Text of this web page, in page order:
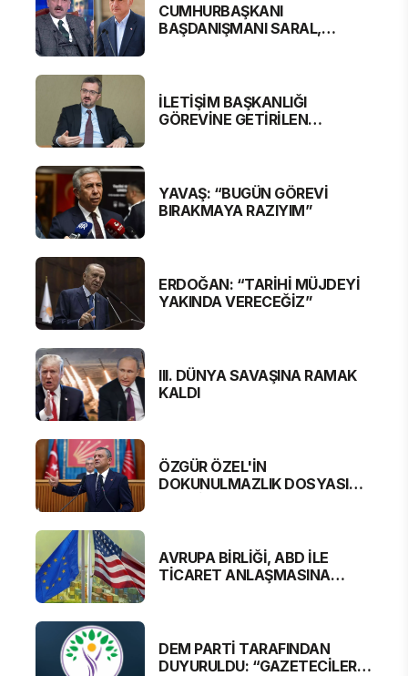
CUMHURBAŞKANI
BAŞDANIŞMANI SARAL,
İLETİŞİM BAŞKANLIĞI
GÖREVİNE GETİRİLEN
YAVAŞ: “BUGÜN GÖREVİ
BIRAKMAYA RAZIYIM”
ERDOĞAN: “TARİHİ MÜJDEYİ
YAKINDA VERECEĞİZ”
III. DÜNYA SAVAŞINA RAMAK
KALDI
ÖZGÜR ÖZEL'İN
DOKUNULMAZLIK DOSYASI
AVRUPA BİRLİĞİ, ABD İLE
TİCARET ANLAŞMASINA
DEM PARTİ TARAFINDAN
DUYURULDU: “GAZETECİLER